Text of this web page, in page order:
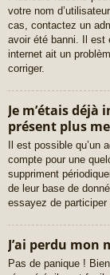
votre nom
cas, contactez un
avoir été banni. Il est
internet ait un
corriger.
Je m’étais déjà
présent plus
Il est possible
compte pour une
suppriment
de leur base de
essayez de
J’ai perdu mon
Pas de panique !